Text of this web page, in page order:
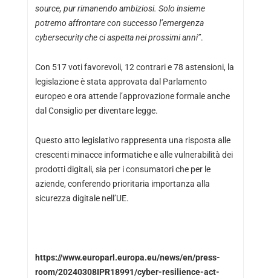
source, pur rimanendo ambiziosi. Solo insieme
potremo affrontare con successo l’emergenza
cybersecurity che ci aspetta nei prossimi anni”.
Con 517 voti favorevoli, 12 contrari e 78 astensioni, la
legislazione è stata approvata dal Parlamento
europeo e ora attende l’approvazione formale anche
dal Consiglio per diventare legge.
Questo atto legislativo rappresenta una risposta alle
crescenti minacce informatiche e alle vulnerabilità dei
prodotti digitali, sia per i consumatori che per le
aziende, conferendo prioritaria importanza alla
sicurezza digitale nell’UE.
https://www.europarl.europa.eu/news/en/press-
room/20240308IPR18991/cyber-resilience-act-